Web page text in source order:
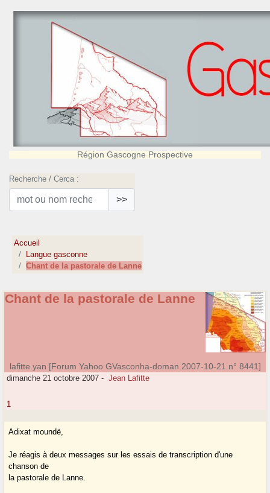
Région Gascogne Prospective
Recherche / Cerca :
>>
Accueil
Langue gasconne
Chant de la pastorale de Lanne
Chant de la pastorale de Lanne
lafitte.yan [Forum Yahoo GVasconha-doman 2007-10-21 n° 8441]
dimanche 21 octobre 2007 - Jean Lafitte
1
Adixat moundë,
Je réagis à deux messages sur les essais de transcription d'une
chanson de
la pastorale de Lanne.